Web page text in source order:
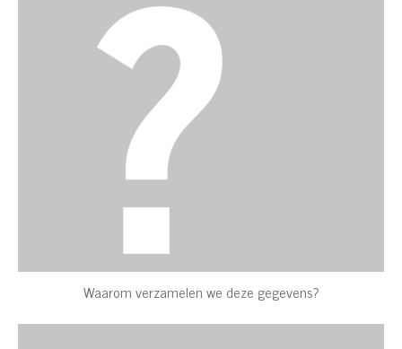
Waarom verzamelen we deze gegevens?